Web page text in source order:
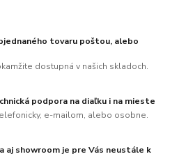
tovaru poštou, alebo
dostupná v našich skladoch.
podpora na diaľku i na mieste
e-mailom, alebo osobne.
aj showroom je pre Vás neustále k